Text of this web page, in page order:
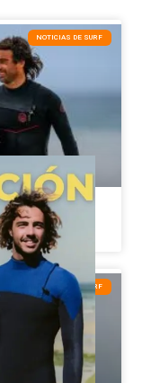
NOTICIAS DE SURF
neoprenos y
CONSEJOS DE SURF